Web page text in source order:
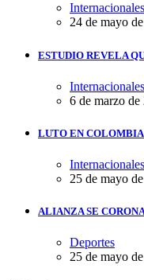
Internacionales
24 de mayo
ESTUDIO REVELA
Internacionales
6 de marzo de
LUTO EN
Internacionales
25 de mayo
ALIANZA SE
Deportes
25 de mayo